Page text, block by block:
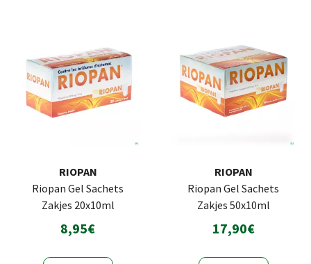
RIOPAN
Riopan Gel Sachets
Zakjes 20x10ml
8,95€
RIOPAN
Riopan Gel Sachets
Zakjes 50x10ml
17,90€